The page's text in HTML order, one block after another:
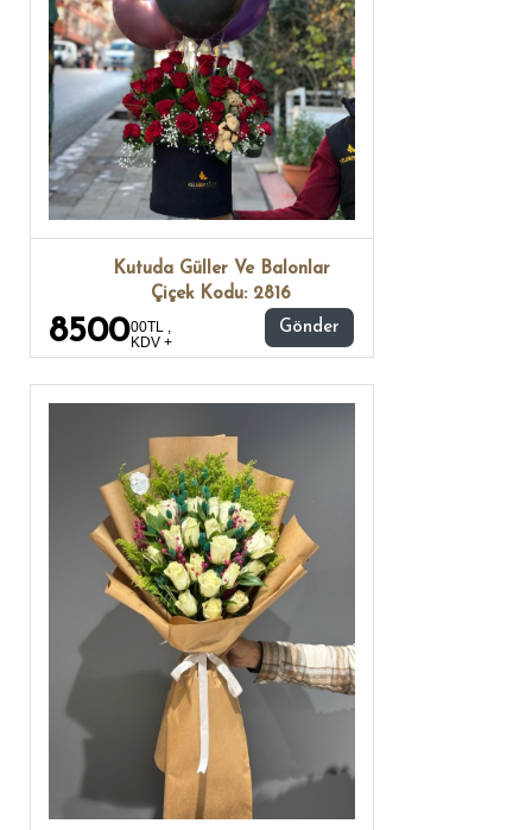
Kutuda Güller Ve Balonlar
Çiçek Kodu: 2816
850000TL ,
KDV +
Gönder